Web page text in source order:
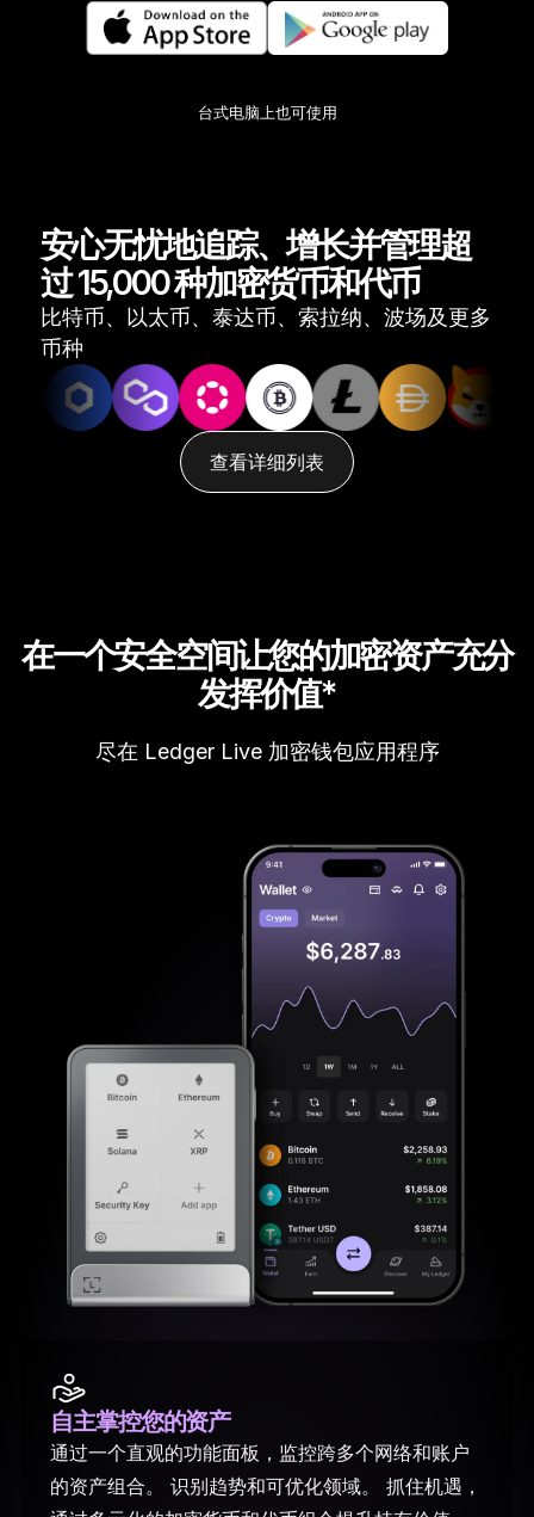
选购所有商品
恢复解决方案
限量版
查看所有产品
比较各款 Ledger 签署设备
台式电脑上也可使用
安心无忧地追踪、增长并管理超
过 15,000 种加密货币和代币
比特币、以太币、泰达币、索拉纳、波场及更多
币种
查看详细列表
在一个安全空间让您的加密资产充分
发挥价值*
尽在 Ledger Live 加密钱包应用程序
自主掌控您的资产
通过一个直观的功能面板，监控跨多个网络和账户
的资产组合。 识别趋势和可优化领域。 抓住机遇，